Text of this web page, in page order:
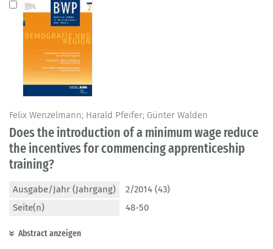
Felix Wenzelmann; Harald Pfeifer; Günter Walden
Does the introduction of a minimum wage reduce
the incentives for commencing apprenticeship
training?
Ausgabe/Jahr (Jahrgang)
2/2014 (43)
Seite(n)
48-50
Abstract anzeigen